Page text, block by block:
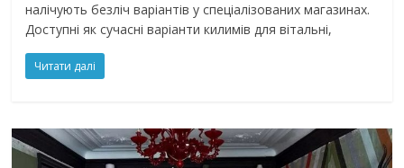
налічують безліч варіантів у спеціалізованих магазинах.
Доступні як сучасні варіанти килимів для вітальні,
Читати далі